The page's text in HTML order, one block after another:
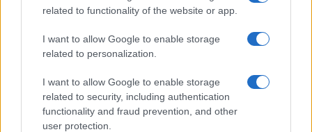
related to functionality of the website or app.
I want to allow Google to enable storage
related to personalization.
I want to allow Google to enable storage
related to security, including authentication
functionality and fraud prevention, and other
user protection.
Carpi acquista Gatti dal Cittadella: dettagli sul
Greta Salvati · 8 Ago 2026
CANI